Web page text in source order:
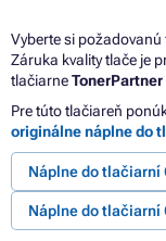
Vyberte si
Záruka kvality tlače je
tlačiarneTonerPartner
Pre túto tlačiareň
originálne náplne do
Náplne do tlačiarní
Náplne do tlačiarní